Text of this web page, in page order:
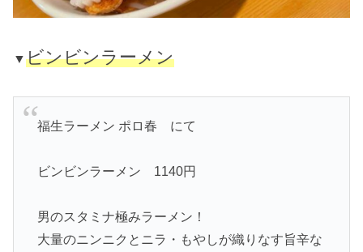
▼ビンビンラーメン
福生ラーメン ポロ春 にて
ビンビンラーメン 1140円
男のスタミナ極みラーメン！
大量のニンニクとニラ・もやしが織りなす旨辛な